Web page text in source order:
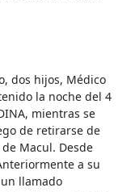
dos hijos, Médico
la noche del 4
mientras se
de retirarse de
Macul. Desde
a su
llamado